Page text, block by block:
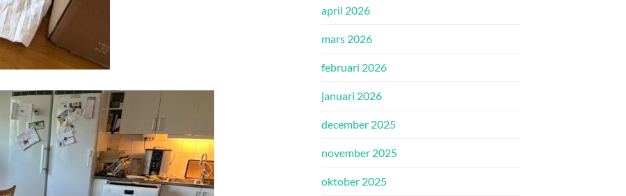
april 2026
mars 2026
februari 2026
januari 2026
december 2025
november 2025
oktober 2025